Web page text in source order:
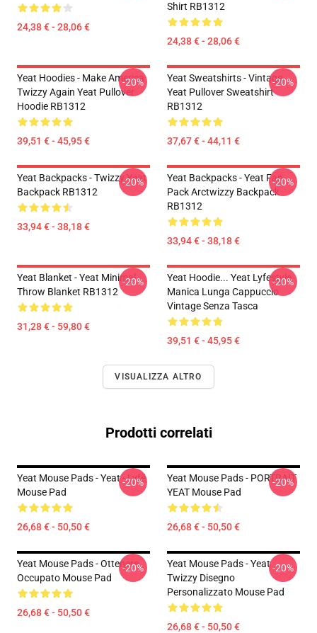
24,38 € - 28,06 €
Shirt RB1312
24,38 € - 28,06 €
Yeat Hoodies - Make America
Twizzy Again Yeat Pullover
Hoodie RB1312
39,51 € - 45,95 €
-20%
Yeat Sweatshirts - Vintage
Yeat Pullover Sweatshirt
RB1312
37,67 € - 44,11 €
-20%
Yeat Backpacks - Twizzy Yeat
Backpack RB1312
33,94 € - 38,18 €
-20%
Yeat Backpacks - Yeat Fan
Pack Arctwizzy Backpack
RB1312
33,94 € - 38,18 €
-20%
Yeat Blanket - Yeat Minimal
Throw Blanket RB1312
31,28 € - 59,80 €
-20%
Yeat Hoodie... Yeat Lyfestyle
Manica Lunga Cappuccio
Vintage Senza Tasca
39,51 € - 45,95 €
-20%
VISUALIZZA ALTRO
Prodotti correlati
Yeat Mouse Pads - Yeat - Lyfë
Mouse Pad
26,68 € - 50,50 €
-20%
Yeat Mouse Pads - PORTRAIT
YEAT Mouse Pad
26,68 € - 50,50 €
-20%
Yeat Mouse Pads - Ottenere
Occupato Mouse Pad
26,68 € - 50,50 €
-20%
Yeat Mouse Pads - Yeat
Twizzy Disegno
Personalizzato Mouse Pad
26,68 € - 50,50 €
-20%